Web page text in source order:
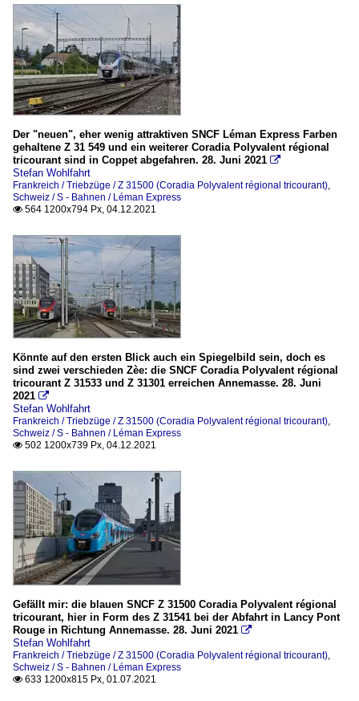
Der "neuen", eher wenig attraktiven SNCF Léman Express Farben
gehaltene Z 31 549 und ein weiterer Coradia Polyvalent régional
tricourant sind in Coppet abgefahren. 28. Juni 2021 
Stefan Wohlfahrt
Frankreich / Triebzüge / Z 31500 (Coradia Polyvalent régional tricourant),
Schweiz / S - Bahnen / Léman Express
 564 1200x794 Px, 04.12.2021
Könnte auf den ersten Blick auch ein Spiegelbild sein, doch es
sind zwei verschieden Zèe: die SNCF Coradia Polyvalent régional
tricourant Z 31533 und Z 31301 erreichen Annemasse. 28. Juni
2021 
Stefan Wohlfahrt
Frankreich / Triebzüge / Z 31500 (Coradia Polyvalent régional tricourant),
Schweiz / S - Bahnen / Léman Express
 502 1200x739 Px, 04.12.2021
Gefällt mir: die blauen SNCF Z 31500 Coradia Polyvalent régional
tricourant, hier in Form des Z 31541 bei der Abfahrt in Lancy Pont
Rouge in Richtung Annemasse. 28. Juni 2021 
Stefan Wohlfahrt
Frankreich / Triebzüge / Z 31500 (Coradia Polyvalent régional tricourant),
Schweiz / S - Bahnen / Léman Express
 633 1200x815 Px, 01.07.2021